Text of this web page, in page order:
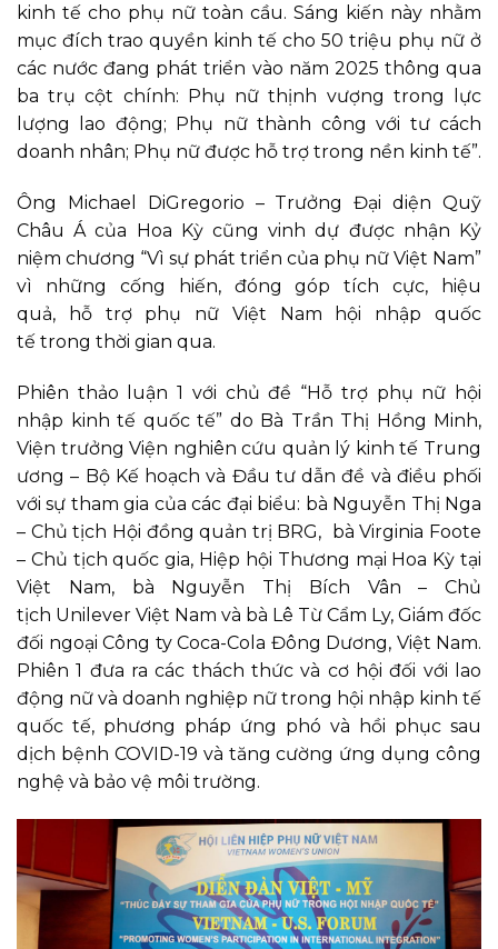
kinh tế cho phụ nữ toàn cầu. Sáng kiến này nhằm
mục đích trao quyền kinh tế cho 50 triệu phụ nữ ở
các nước đang phát triển vào năm 2025 thông qua
ba trụ cột chính: Phụ nữ thịnh vượng trong lực
lượng lao động; Phụ nữ thành công với tư cách
doanh nhân; Phụ nữ được hỗ trợ trong nền kinh tế”.
Ông Michael DiGregorio – Trưởng Đại diện Quỹ
Châu Á của Hoa Kỳ cũng vinh dự được nhận Kỷ
niệm chương “Vì sự phát triển của phụ nữ Việt Nam”
vì những cống hiến, đóng góp tích cực, hiệu
quả, hỗ trợ phụ nữ Việt Nam hội nhập quốc
tế trong thời gian qua.
Phiên thảo luận 1 với chủ đề “Hỗ trợ phụ nữ hội
nhập kinh tế quốc tế” do Bà Trần Thị Hồng Minh,
Viện trưởng Viện nghiên cứu quản lý kinh tế Trung
ương – Bộ Kế hoạch và Đầu tư dẫn đề và điều phối
với sự tham gia của các đại biểu: bà Nguyễn Thị Nga
– Chủ tịch Hội đồng quản trị BRG, bà Virginia Foote
– Chủ tịch quốc gia, Hiệp hội Thương mại Hoa Kỳ tại
Việt Nam, bà Nguyễn Thị Bích Vân – Chủ
tịch Unilever Việt Nam và bà Lê Từ Cẩm Ly, Giám đốc
đối ngoại Công ty Coca-Cola Đông Dương, Việt Nam.
Phiên 1 đưa ra các thách thức và cơ hội đối với lao
động nữ và doanh nghiệp nữ trong hội nhập kinh tế
quốc tế, phương pháp ứng phó và hồi phục sau
dịch bệnh COVID-19 và tăng cường ứng dụng công
nghệ và bảo vệ môi trường.